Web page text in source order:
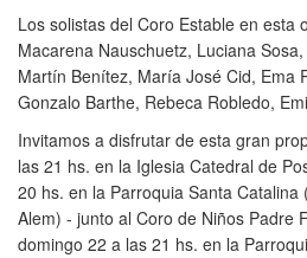
Los solistas del Coro Estable en esta
Macarena Nauschuetz, Luciana
Martín Benítez, María José Cid, Ema
Gonzalo Barthe, Rebeca Robledo,
Invitamos a disfrutar de esta gran
las 21 hs. en la Iglesia Catedral de
20 hs. en la Parroquia Santa Catalina
Alem) - junto al Coro de Niños Padre
domingo 22 a las 21 hs. en la